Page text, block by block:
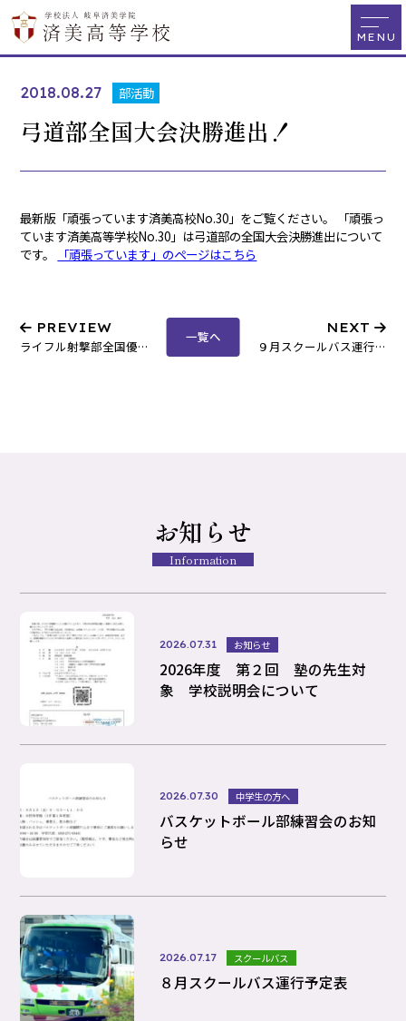
2018.08.27 部活動
弓道部全国大会決勝進出！
最新版「頑張っています済美高校No.30」をご覧ください。 「頑張っ
ています済美高等学校No.30」は弓道部の全国大会決勝進出について
です。
「頑張っています」のページはこちら
PREVIEW
ライフル射撃部全国優勝！
一覧へ
NEXT
９月スクールバス運行表
お知らせ
Information
2026.07.31 お知らせ
2026年度 第２回 塾の先生対
象 学校説明会について
2026.07.30 中学生の方へ
バスケットボール部練習会のお知
らせ
2026.07.17 スクールバス
８月スクールバス運行予定表